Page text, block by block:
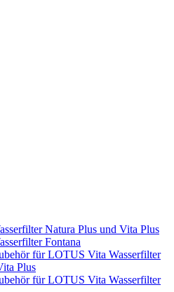
Natura Plus und Vita Plus
Fontana
für LOTUS Vita Wasserfilter
Plus
für LOTUS Vita Wasserfilter